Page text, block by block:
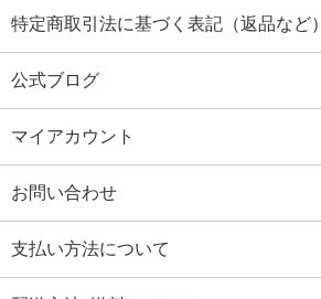
特定商取引法に基づく表記（返品など）
公式ブログ
マイアカウント
お問い合わせ
支払い方法について